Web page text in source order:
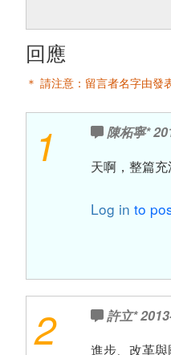
回應
＊ 請注意：留言者名字由發
1 陳柘寧*
天啊，整篇充
Log in to
2 許立*
進步、改革與